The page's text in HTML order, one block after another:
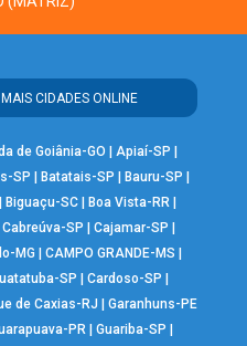
MAIS CIDADES ONLINE
de Goiânia-GO Apiaí-SP
SP Batatais-SP Bauru-SP
Biguaçu-SC Boa Vista-RR
Cabreúva-SP Cajamar-SP
MG |CAMPO GRANDE-MS
SP Cardoso-SP
de Caxias-RJ
Garanhuns-PE
PR| Guariba-SP